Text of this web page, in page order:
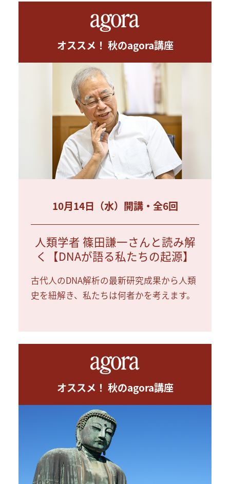
オススメ！ 秋のagora講座
10月14日（水）開講・全6回
人類学者 篠田謙一さんと読み解
く【DNAが語る私たちの起源】
古代人のDNA解析の最新研究成果から人類
史を紐解き、私たちは何者かを考えます。
オススメ！ 秋のagora講座